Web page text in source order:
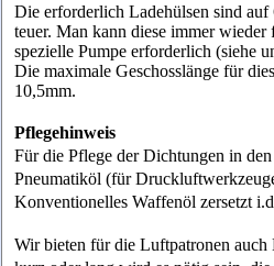
Die erforderlich Ladehülsen sind
teuer. Man kann diese immer
spezielle Pumpe erforderlich (siehe
Die maximale Geschosslänge für
10,5mm.
Pflegehinweis
Für die Pflege der Dichtungen in
Pneumatiköl (für
Konventionelles Waffenöl zersetzt
Wir bieten für die Luftpatronen